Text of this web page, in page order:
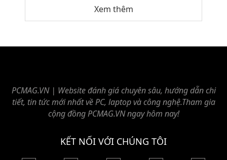
Xem thêm
PCMAG.VN | Website đánh giá chuyên sâu, hướng dẫn chi
tiết, tin tức mới nhất về PC, laptop và công nghệ.Tham gia
cộng đồng PCMAG.VN ngay hôm nay!
KẾT NỐI VỚI CHÚNG TÔI